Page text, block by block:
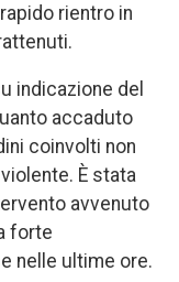
rientro in
indicazione del
accaduto
coinvolti non
È stata
avvenuto
forte
nelle ultime ore.